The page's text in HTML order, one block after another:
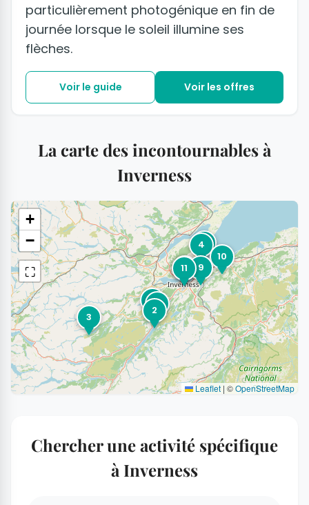
particulièrement photogénique en fin de
journée lorsque le soleil illumine ses
flèches.
Voir le guide Voir les offres
La carte des incontournables à
Inverness
1
2
3
4
5
6
7
8
9
10
11
+
−
⛶
Leaflet | ©OpenStreetMap
Chercher une activité spécifique
à Inverness